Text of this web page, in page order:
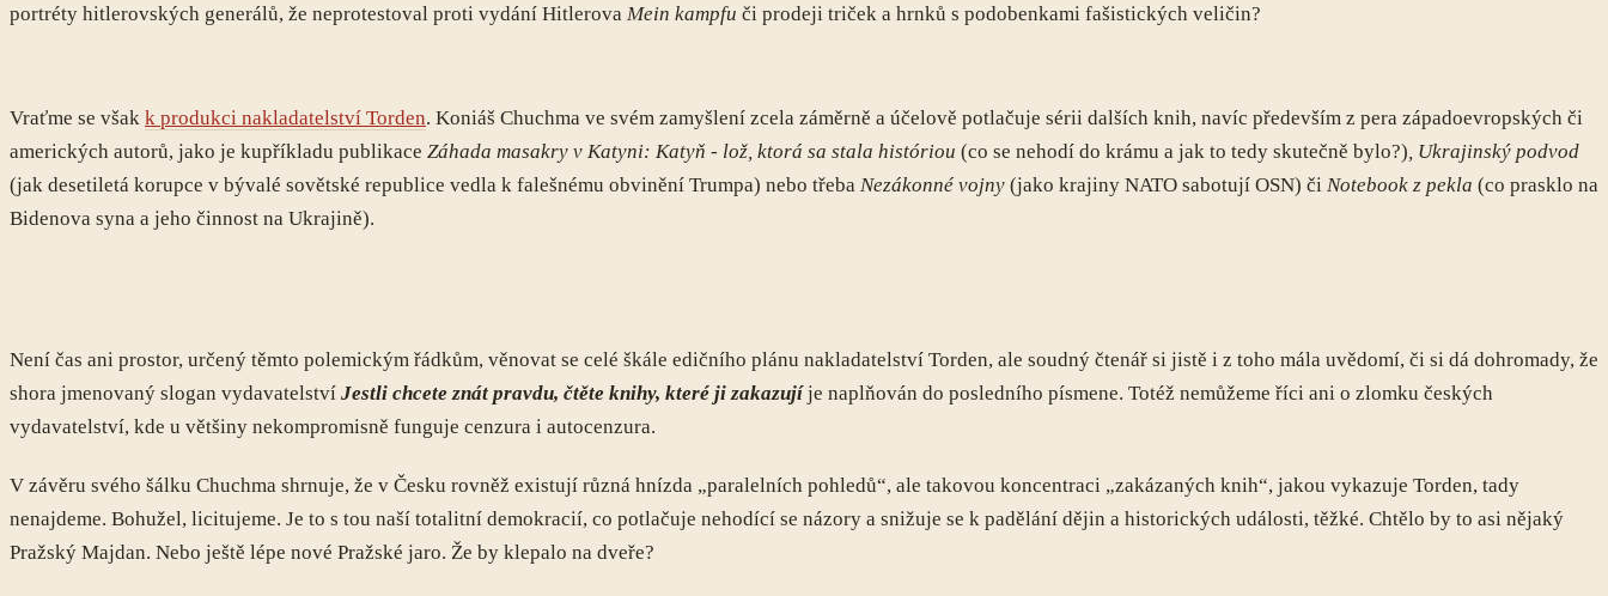
portréty hitlerovských generálů, že neprotestoval proti vydání Hitlerova Mein kampfu či prodeji triček a hrnků s podobenkami fašistických veličin?
Vraťme se však k produkci nakladatelství Torden. Koniáš Chuchma ve svém zamyšlení zcela záměrně a účelově potlačuje sérii dalších knih, navíc především z pera západoevropských či
amerických autorů, jako je kupříkladu publikace Záhada masakry v Katyni: Katyň - lož, ktorá sa stala históriou (co se nehodí do krámu a jak to tedy skutečně bylo?), Ukrajinský podvod
(jak desetiletá korupce v bývalé sovětské republice vedla k falešnému obvinění Trumpa) nebo třeba Nezákonné vojny (jako krajiny NATO sabotují OSN) či Notebook z pekla (co prasklo na
Bidenova syna a jeho činnost na Ukrajině).
Není čas ani prostor, určený těmto polemickým řádkům, věnovat se celé škále edičního plánu nakladatelství Torden, ale soudný čtenář si jistě i z toho mála uvědomí, či si dá dohromady, že
shora jmenovaný slogan vydavatelství Jestli chcete znát pravdu, čtěte knihy, které ji zakazujíje naplňován do posledního písmene. Totéž nemůžeme říci ani o zlomku českých
vydavatelství, kde u většiny nekompromisně funguje cenzura i autocenzura.
V závěru svého šálku Chuchma shrnuje, že v Česku rovněž existují různá hnízda „paralelních pohledů“, ale takovou koncentraci „zakázaných knih“, jakou vykazuje Torden, tady
nenajdeme. Bohužel, licitujeme. Je to s tou naší totalitní demokracií, co potlačuje nehodící se názory a snižuje se k padělání dějin a historických události, těžké. Chtělo by to asi nějaký
Pražský Majdan. Nebo ještě lépe nové Pražské jaro. Že by klepalo na dveře?